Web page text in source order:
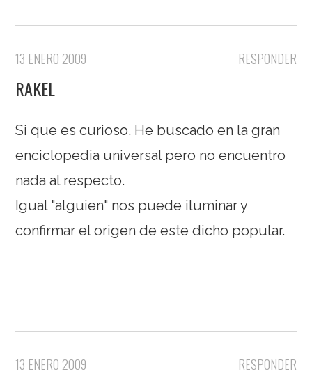
RESPONDER
13 ENERO 2009
RAKEL
Si que es curioso. He buscado en la gran
enciclopedia universal pero no encuentro
nada al respecto.
Igual "alguien" nos puede iluminar y
confirmar el origen de este dicho popular.
RESPONDER
13 ENERO 2009